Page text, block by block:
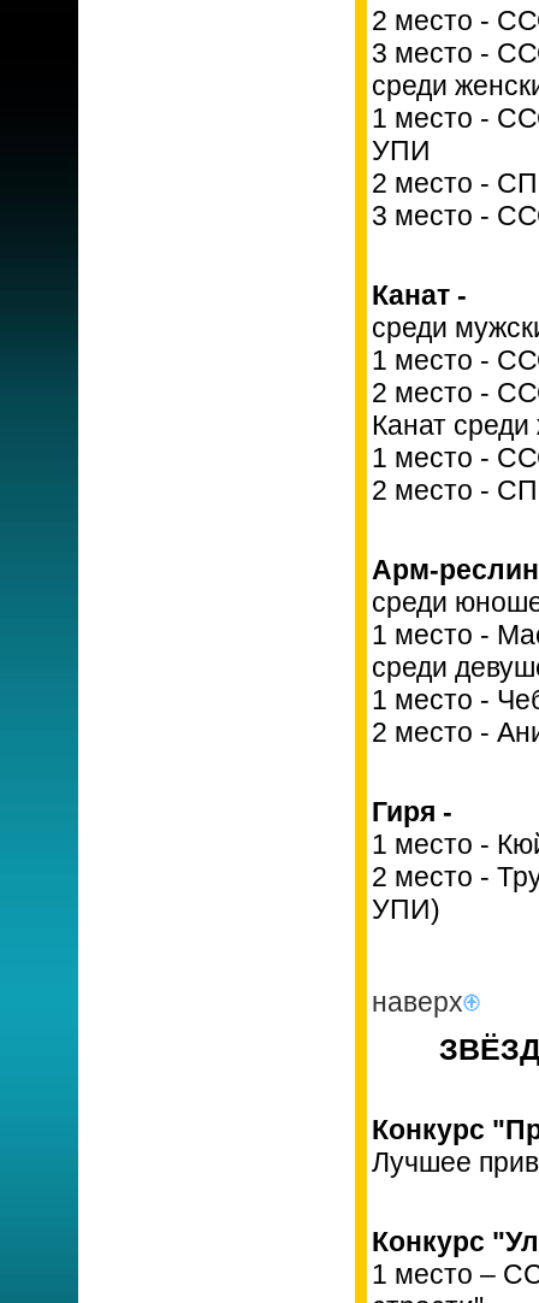
2 место -
3 место -
среди
1 место -
УПИ
2 место -
3 место -
Канат -
среди
1 место -
2 место -
Канат среди
1 место -
2 место -
Арм-
среди
1 место -
среди
1 место -
2 место -
Гиря -
1 место -
2 место -
УПИ)
наверх
Конкурс
Лучшее
Конкурс
1 место –